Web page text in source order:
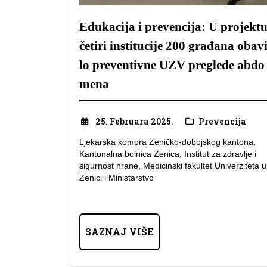
Edukacija i prevencija: U projektu
četiri institucije 200 građana obavi
lo preventivne UZV preglede abdo
mena
25. Februara 2025. Prevencija
Ljekarska komora Zeničko-dobojskog kantona,
Kantonalna bolnica Zenica, Institut za zdravlje i
sigurnost hrane, Medicinski fakultet Univerziteta u
Zenici i Ministarstvo
SAZNAJ VIŠE